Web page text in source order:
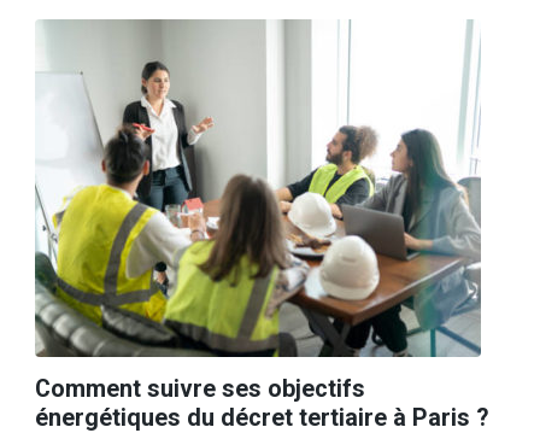
Comment suivre ses objectifs
énergétiques du décret tertiaire à Paris ?